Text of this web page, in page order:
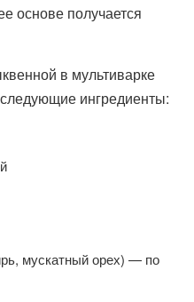
основе получается
в мультиварке
ингредиенты:
мускатный орех) — по